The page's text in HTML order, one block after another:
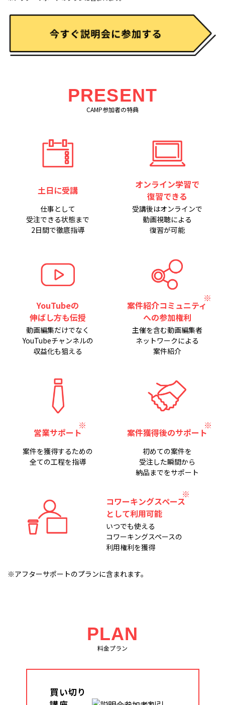
PRESENT
CAMP参加者の特典
土日に受講
仕事として
受注できる状態まで
2日間で徹底指導
オンライン学習で
復習できる
受講後はオンラインで
動画視聴による
復習が可能
YouTubeの
伸ばし方も伝授
動画編集だけでなく
YouTubeチャンネルの
収益化も狙える
案件紹介コミュニティ
への参加権利
主催を含む動画編集者
ネットワークによる
案件紹介
営業サポート
案件を獲得するための
全ての工程を指導
案件獲得後のサポート
初めての案件を
受注した瞬間から
納品までをサポート
コワーキングスペース
として利用可能
いつでも使える
コワーキングスペースの
利用権利を獲得
※アフターサポートのプランに含まれます。
PLAN
料金プラン
買い切り